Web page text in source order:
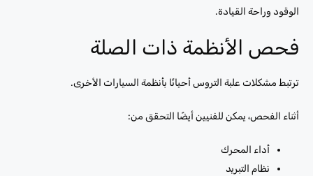
الوقود وراحة القيادة.
فحص الأنظمة ذات الصلة
ترتبط مشكلات علبة التروس أحيانًا بأنظمة السيارات الأخرى.
أثناء الفحص، يمكن للفنيين أيضًا التحقق من:
أداء المحرك
نظام التبريد